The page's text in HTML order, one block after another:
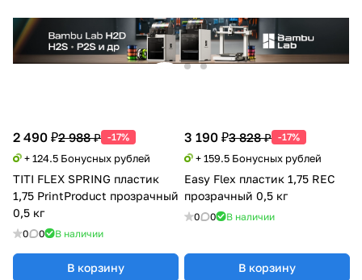
2 490 ₽2 988 ₽ -17%
+ 124.5 Бонусных рублей
TITI FLEX SPRING пластик
1,75 PrintProduct прозрачный
0,5 кг
0 0 В наличии
В корзину
3 190 ₽3 828 ₽ -17%
+ 159.5 Бонусных рублей
Easy Flex пластик 1,75 REC
прозрачный 0,5 кг
0 0 В наличии
В корзину